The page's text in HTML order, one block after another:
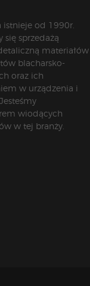
istnieje od 1990r.
się sprzedażą
materiałów
blacharsko-
oraz ich
w urządzenia i
wiodących
w tej branży.